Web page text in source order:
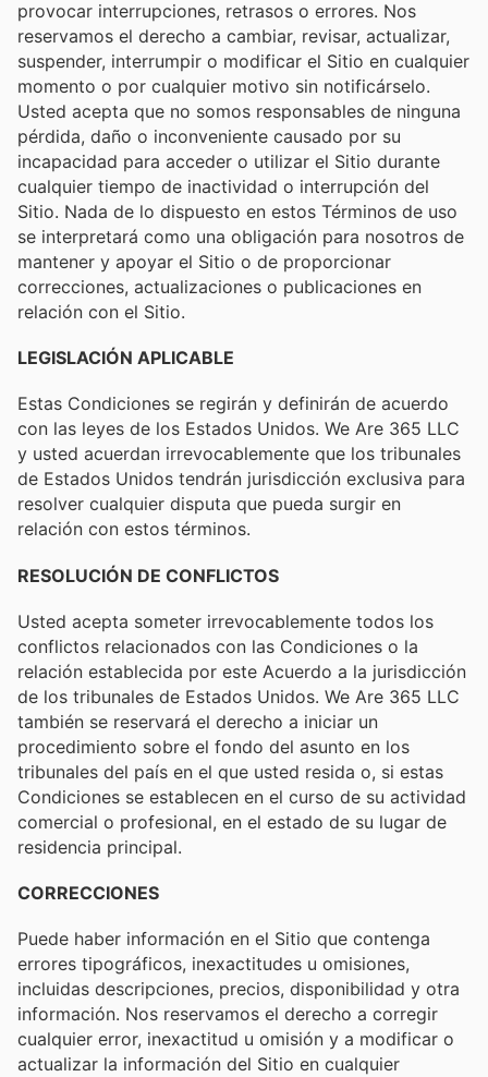
provocar interrupciones, retrasos o errores. Nos
reservamos el derecho a cambiar, revisar, actualizar,
suspender, interrumpir o modificar el Sitio en cualquier
momento o por cualquier motivo sin notificárselo.
Usted acepta que no somos responsables de ninguna
pérdida, daño o inconveniente causado por su
incapacidad para acceder o utilizar el Sitio durante
cualquier tiempo de inactividad o interrupción del
Sitio. Nada de lo dispuesto en estos Términos de uso
se interpretará como una obligación para nosotros de
mantener y apoyar el Sitio o de proporcionar
correcciones, actualizaciones o publicaciones en
relación con el Sitio.
LEGISLACIÓN APLICABLE
Estas Condiciones se regirán y definirán de acuerdo
con las leyes de los Estados Unidos. We Are 365 LLC
y usted acuerdan irrevocablemente que los tribunales
de Estados Unidos tendrán jurisdicción exclusiva para
resolver cualquier disputa que pueda surgir en
relación con estos términos.
RESOLUCIÓN DE CONFLICTOS
Usted acepta someter irrevocablemente todos los
conflictos relacionados con las Condiciones o la
relación establecida por este Acuerdo a la jurisdicción
de los tribunales de Estados Unidos. We Are 365 LLC
también se reservará el derecho a iniciar un
procedimiento sobre el fondo del asunto en los
tribunales del país en el que usted resida o, si estas
Condiciones se establecen en el curso de su actividad
comercial o profesional, en el estado de su lugar de
residencia principal.
CORRECCIONES
Puede haber información en el Sitio que contenga
errores tipográficos, inexactitudes u omisiones,
incluidas descripciones, precios, disponibilidad y otra
información. Nos reservamos el derecho a corregir
cualquier error, inexactitud u omisión y a modificar o
actualizar la información del Sitio en cualquier